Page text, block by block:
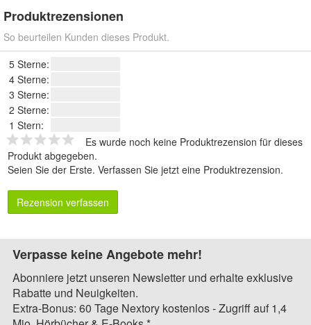
Produktrezensionen
So beurteilen Kunden dieses Produkt.
5 Sterne:
4 Sterne:
3 Sterne:
2 Sterne:
1 Stern:
Es wurde noch keine Produktrezension für dieses
Produkt abgegeben.
Seien Sie der Erste. Verfassen Sie jetzt eine Produktrezension.
Rezension verfassen
Verpasse keine Angebote mehr!
Abonniere jetzt unseren Newsletter und erhalte exklusive
Rabatte und Neuigkeiten.
Extra-Bonus: 60 Tage Nextory kostenlos - Zugriff auf 1,4